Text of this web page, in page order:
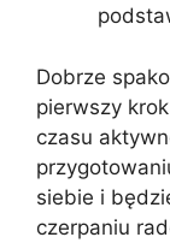
Dobrze
pierwszy
czasu
siebie i
czerpaniu